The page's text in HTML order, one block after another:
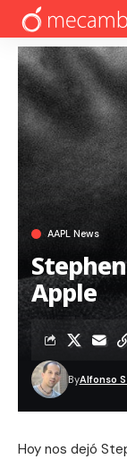
AAPL News
Apple
ByAlfonso
Hoy nos dejó